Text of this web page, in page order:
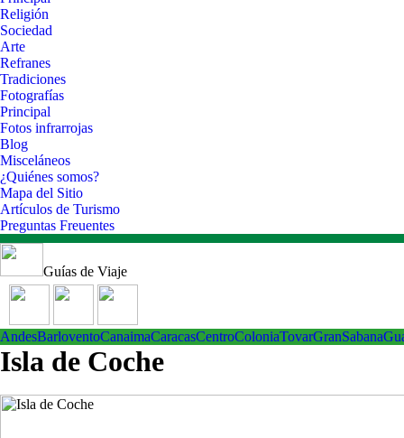
Religión
Sociedad
Arte
Refranes
Tradiciones
Fotografías
Principal
Fotos infrarrojas
Blog
Misceláneos
¿Quiénes somos?
Mapa del Sitio
Artículos de Turismo
Preguntas Freuentes
Guías de Viaje
AndesBarloventoCanaimaCaracasCentroColoniaTovarGranSabana
Isla de Coche